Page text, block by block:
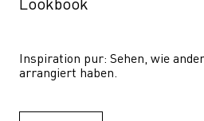
Inspiration pur: Sehen, wie
arrangiert haben.